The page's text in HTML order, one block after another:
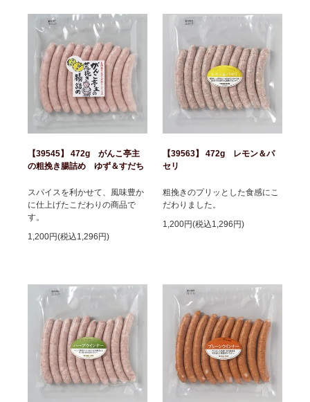
【39545】 472g がんこ亭主
の粗挽き腸詰め ゆず＆すだち
スパイスを利かせて、風味豊か
に仕上げたこだわりの商品で
す。
1,200円(税込1,296円)
【39563】 472g レモン＆パ
セリ
粗挽きのプリッとした食感にこ
だわりました。
1,200円(税込1,296円)